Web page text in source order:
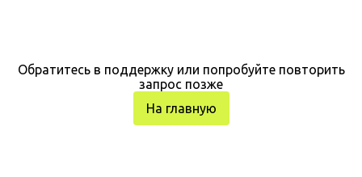
Обратитесь в поддержку или попробуйте повторить
запрос позже
На главную